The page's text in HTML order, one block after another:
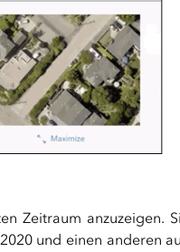
Zeitraum anzuzeigen.
und einen anderen